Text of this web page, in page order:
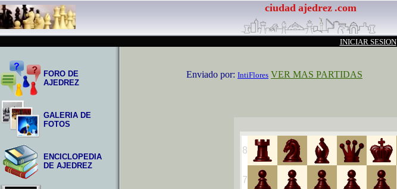
ciudad ajedrez .com
INICIAR SESION
FORO DE
AJEDREZ
GALERIA DE
FOTOS
ENCICLOPEDIA
DE AJEDREZ
Enviado por: IntiFlores VER MAS PARTIDAS